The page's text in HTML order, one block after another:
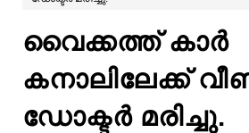
വൈക്കത്ത് കാർ
കനാലിലേക്ക്
ഡോക്ടർ മരിച്ചു.